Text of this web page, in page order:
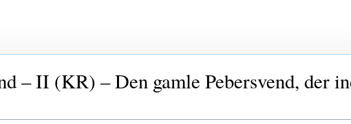
– II (KR) – Den gamle Pebersvend, der